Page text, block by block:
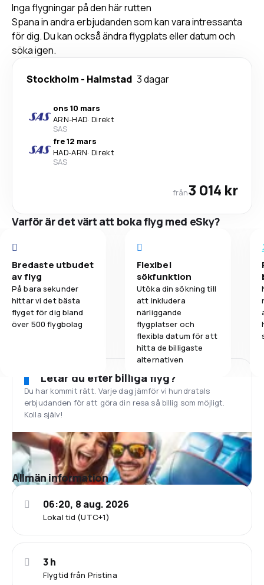
Inga flygningar på den här rutten
Spana in andra erbjudanden som kan vara intressanta
för dig. Du kan också ändra flygplats eller datum och
söka igen.
Stockholm - Halmstad 3 dagar
ons 10 mars
ARN-HAD· Direkt
SAS
fre 12 mars
HAD-ARN· Direkt
SAS
från3 014 kr
Varför är det värt att boka flyg med eSky?
Bredaste utbudet
av flyg
På bara sekunder
hittar vi det bästa
flyget för dig bland
över 500 flygbolag
Flexibel
sökfunktion
Utöka din sökning till
att inkludera
närliggande
flygplatser och
flexibla datum för att
hitta de billigaste
alternativen
Letar du efter billiga flyg?
Du har kommit rätt. Varje dag jämför vi hundratals
erbjudanden för att göra din resa så billig som möjligt.
Kolla själv!
Allmän information
Lokal tid (UTC+1)
06:20, 8 aug. 2026
Flygtid från Pristina
3 h